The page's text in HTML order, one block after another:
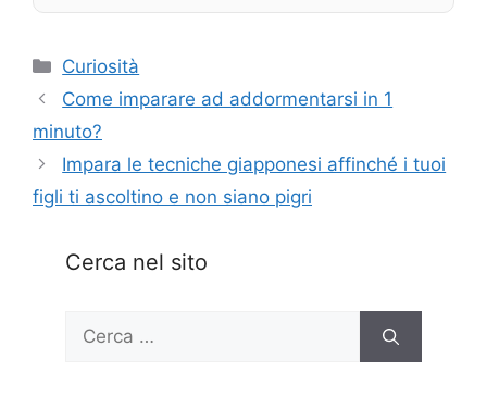
Categorie
Curiosità
Come imparare ad addormentarsi in 1
minuto?
Impara le tecniche giapponesi affinché i tuoi
figli ti ascoltino e non siano pigri
Cerca nel sito
Ricerca